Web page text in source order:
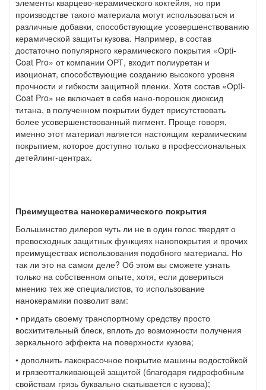
элементы кварцево-керамического коктейля, но при
производстве такого материала могут использоваться и
различные добавки, способствующие усовершенствованию
керамической защиты кузова. Например, в состав
достаточно популярного керамического покрытия «Оpti-
Coat Pro» от компании ОРТ, входит полиуретан и
изоционат, способствующие созданию высокого уровня
прочности и гибкости защитной пленки. Хотя состав «Оpti-
Coat Pro» не включает в себя нано-порошок диоксид
титана, в полученном покрытии будет присутствовать
более усовершенствованный пигмент. Проще говоря,
именно этот материал является настоящим керамическим
покрытием, которое доступно только в профессиональных
детейлинг-центрах.
Преимущества нанокерамического покрытия
Большинство дилеров чуть ли не в один голос твердят о
превосходных защитных функциях нанопокрытия и прочих
преимуществах использования подобного материала. Но
так ли это на самом деле? Об этом вы сможете узнать
только на собственном опыте, хотя, если довериться
мнению тех же специалистов, то использование
нанокерамики позволит вам:
• придать своему транспортному средству просто
восхитительный блеск, вплоть до возможности получения
зеркального эффекта на поверхности кузова;
• дополнить лакокрасочное покрытие машины водостойкой
и грязеотталкивающей защитой (благодаря гидрофобным
свойствам грязь буквально скатывается с кузова);